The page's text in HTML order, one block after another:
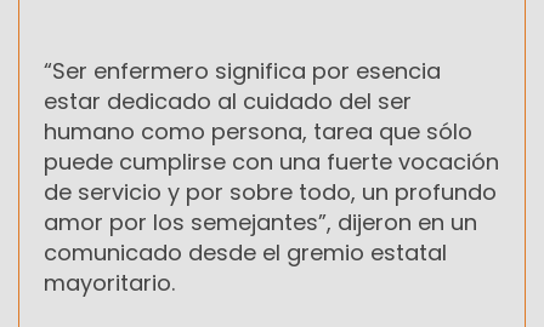
“Ser enfermero significa por esencia
estar dedicado al cuidado del ser
humano como persona, tarea que sólo
puede cumplirse con una fuerte vocación
de servicio y por sobre todo, un profundo
amor por los semejantes”, dijeron en un
comunicado desde el gremio estatal
mayoritario.